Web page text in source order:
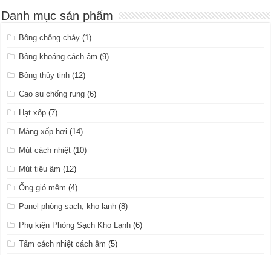
Danh mục sản phẩm
Bông chống cháy (1)
Bông khoáng cách âm (9)
Bông thủy tinh (12)
Cao su chống rung (6)
Hạt xốp (7)
Màng xốp hơi (14)
Mút cách nhiệt (10)
Mút tiêu âm (12)
Ống gió mềm (4)
Panel phòng sạch, kho lạnh (8)
Phụ kiện Phòng Sạch Kho Lạnh (6)
Tấm cách nhiệt cách âm (5)